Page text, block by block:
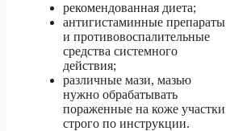
рекомендованная диета;
антигистаминные препараты
и противовоспалительные
средства системного
действия;
различные мази, мазью
нужно обрабатывать
пораженные на коже участки
строго по инструкции.